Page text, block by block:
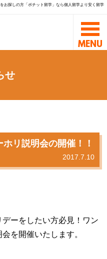
お探しの方「ポチット留学」なら個人留学より安く留学
せ
リ説明会の開催！！
2017.7.10
ーをしたい方必見！ワン
を開催いたします。